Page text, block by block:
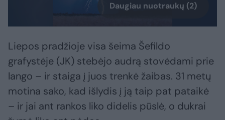
Daugiau nuotraukų (2)
Liepos pradžioje visa šeima Šefildo
grafystėje (JK) stebėjo audrą stovėdami prie
lango – ir staiga į juos trenkė žaibas. 31 metų
motina sako, kad išlydis į ją taip pat pataikė
– ir jai ant rankos liko didelis pūslė, o dukrai